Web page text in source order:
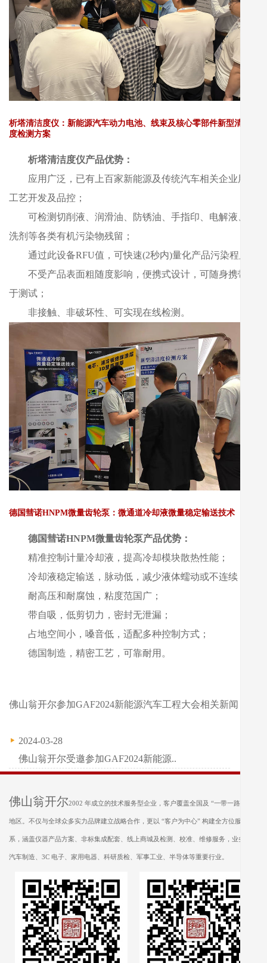
析塔清洁度仪：新能源汽车动力电池、线束及核心零部件新型清洁
度检测方案
析塔清洁度仪产品优势：
应用广泛，已有上百家新能源及传统汽车相关企业用于
工艺开发及品控；
可检测切削液、润滑油、防锈油、手指印、电解液、清
洗剂等各类有机污染物残留；
通过此设备RFU值，可快速(2秒内)量化产品污染程度；
不受产品表面粗随度影响，便携式设计，可随身携带便
于测试；
非接触、非破坏性、可实现在线检测。
德国彗诺HNPM微量齿轮泵：微通道冷却液微量稳定输送技术
德国彗诺HNPM微量齿轮泵产品优势：
精准控制计量冷却液，提高冷却模块散热性能；
冷却液稳定输送，脉动低，减少液体蠕动或不连续；
耐高压和耐腐蚀，粘度范国广；
带自吸，低剪切力，密封无泄漏；
占地空间小，嗓音低，适配多种控制方式；
德国制造，精密工艺，可靠耐用。
佛山翁开尔参加GAF2024新能源汽车工程大会相关新闻：
2024-03-28
佛山翁开尔受邀参加GAF2024新能源..
佛山翁开尔2002 年成立的技术服务型企业，客户覆盖全国及 “一带一路” 沿线
地区。不仅与全球众多实力品牌建立战略合作，更以 “客户为中心” 构建全方位服务体
系，涵盖仪器产品方案、非标集成配套、线上商城及检测、校准、维修服务，业务遍及
汽车制造、3C 电子、家用电器、科研质检、军事工业、半导体等重要行业。